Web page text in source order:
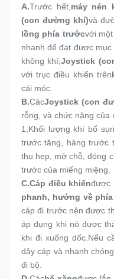
A.Trước hết, máy nén
(con đường khí)và
lồng phía trướcvới
nhanh để đạt được
không khí;Joystick
với trục điều khiển trên
cái móc.
B.CácJoystick (con
rỗng, và chức năng của
1, Khối lượng khí bổ
trước tăng, hàng trước
thu hẹp, mở chỗ, đóng
trước của miếng miệng.
C.Cáp điều khiểnđược
phanh, hướng về
cáp đi trước nên được
áp dụng khi nó được
khi đi xuống dốc.Nếu
dây cáp và nhanh
đi bộ.